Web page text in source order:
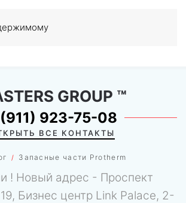
Запасные части Protherm
GROUP ™
923-75-08
ВСЕ КОНТАКТЫ
! Новый адрес - Проспект
Бизнес центр Link Palace, 2-